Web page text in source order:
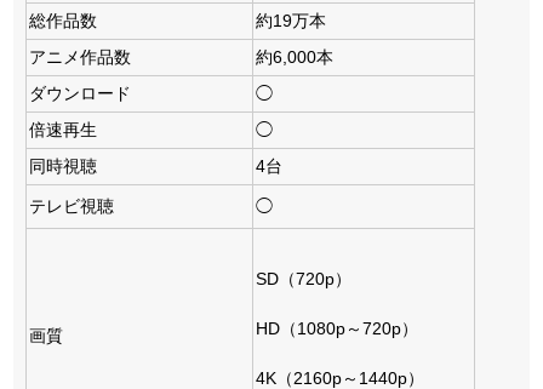
総作品数
約19万本
アニメ作品数
約6,000本
ダウンロード
◯
倍速再生
◯
同時視聴
4台
テレビ視聴 ◯
画質
SD（720p）
HD（1080p～720p）
4K（2160p～1440p）